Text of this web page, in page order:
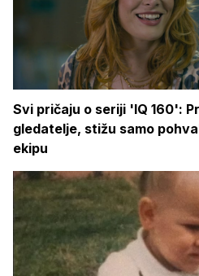
Svi pričaju o seriji 'IQ 160':
gledatelje, stižu samo
ekipu